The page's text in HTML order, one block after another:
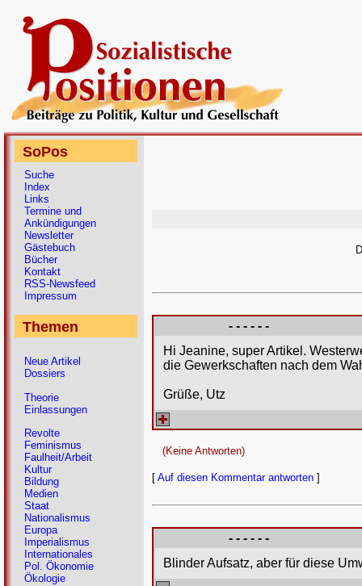
- - - - - -
Hi Jeanine, super Artikel.
die Gewerkschaften nach dem
Grüße, Utz
(Keine Antworten)
[ Auf diesen Kommentar antworten ]
- - - - - -
Blinder Aufsatz, aber für diese
SoPos
Suche
Index
Links
Termine und
Ankündigungen
Newsletter
Gästebuch
Bücher
Kontakt
RSS-Newsfeed
Impressum
Themen
Neue Artikel
Dossiers
Theorie
Einlassungen
Revolte
Feminismus
Faulheit/Arbeit
Kultur
Bildung
Medien
Staat
Nationalismus
Europa
Imperialismus
Internationales
Pol. Ökonomie
Ökologie